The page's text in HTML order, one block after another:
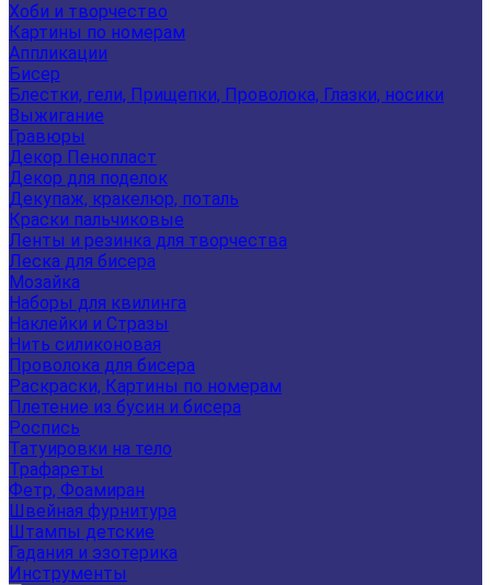
Хоби и творчество
Картины по номерам
Аппликации
Бисер
Блестки, гели, Прищепки, Проволока, Глазки, носики
Выжигание
Гравюры
Декор Пенопласт
Декор для поделок
Декупаж, кракелюр, поталь
Краски пальчиковые
Ленты и резинка для творчества
Леска для бисера
Мозайка
Наборы для квилинга
Наклейки и Стразы
Нить силиконовая
Проволока для бисера
Раскраски, Картины по номерам
Плетение из бусин и бисера
Роспись
Татуировки на тело
Трафареты
Фетр, Фоамиран
Швейная фурнитура
Штампы детские
Гадания и эзотерика
Инструменты